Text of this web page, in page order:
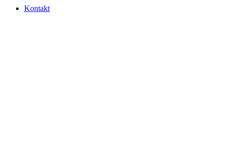
Kontakt